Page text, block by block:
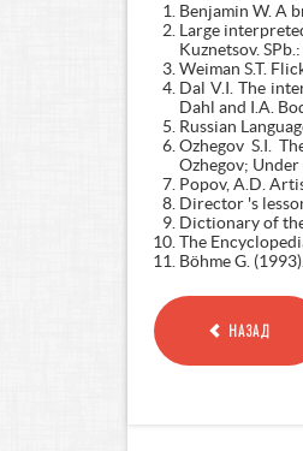
Benjamin W. A
Large
Kuznetsov.
Weiman S.T.
Dal V.I. The
Dahl and I.A.
Russian
Ozhegov S.I.
Ozhegov; Under
Popov, A.D.
Director 's
Dictionary of
The
Böhme G.
НАЗАД